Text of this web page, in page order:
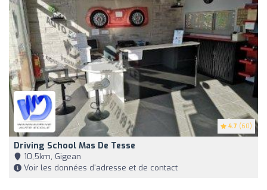
4.7 (60)
Driving School Mas De Tesse
10,5km, Gigean
Voir les données d'adresse et de contact